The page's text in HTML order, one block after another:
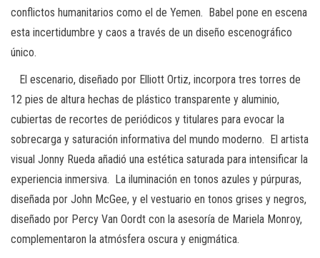
conflictos humanitarios como el de Yemen. Babel pone en escena
esta incertidumbre y caos a través de un diseño escenográfico
único.
El escenario, diseñado por Elliott Ortiz, incorpora tres torres de
12 pies de altura hechas de plástico transparente y aluminio,
cubiertas de recortes de periódicos y titulares para evocar la
sobrecarga y saturación informativa del mundo moderno. El artista
visual Jonny Rueda añadió una estética saturada para intensificar la
experiencia inmersiva. La iluminación en tonos azules y púrpuras,
diseñada por John McGee, y el vestuario en tonos grises y negros,
diseñado por Percy Van Oordt con la asesoría de Mariela Monroy,
complementaron la atmósfera oscura y enigmática.